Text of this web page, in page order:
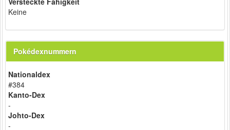
Keine
Pokédexnummern
Nationaldex
#384
Kanto-Dex
-
Johto-Dex
-